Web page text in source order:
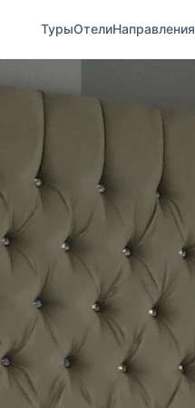
ТурыОтелиНаправления